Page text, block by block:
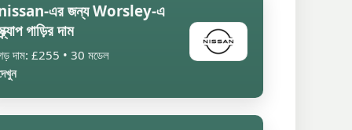
এর জন্য Worsley-এ
গাড়ির দাম
দাম: £255 • 30 মডেল